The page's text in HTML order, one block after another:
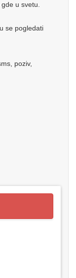
u svetu.
se pogledati
poziv,